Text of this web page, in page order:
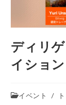
ディリ
イショ
イベント /